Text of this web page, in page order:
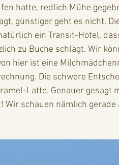
hatte, redlich Mühe
günstiger geht es nicht.
ein Transit-Hotel,
zu Buche schlägt. Wir
hier ist eine
Die schwere
Latte. Genauer gesagt
Wir schauen nämlich